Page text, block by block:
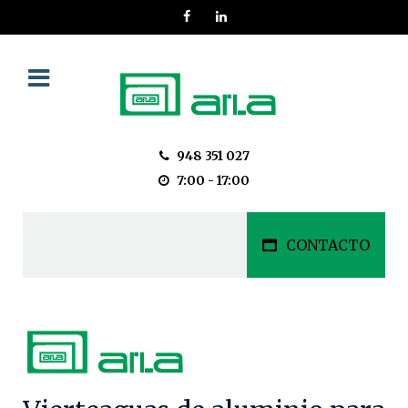
948 351 027
7:00 - 17:00
CONTACTO